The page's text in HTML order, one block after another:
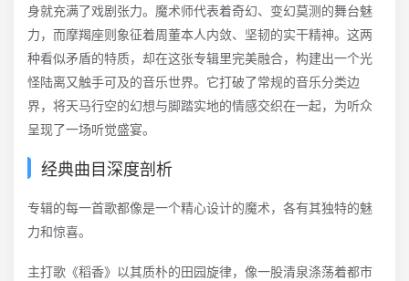
身就充满了戏剧张力。魔术师代表着奇幻、变幻莫测的舞台魅
力，而摩羯座则象征着周董本人内敛、坚韧的实干精神。这两
种看似矛盾的特质，却在这张专辑里完美融合，构建出一个光
怪陆离又触手可及的音乐世界。它打破了常规的音乐分类边
界，将天马行空的幻想与脚踏实地的情感交织在一起，为听众
呈现了一场听觉盛宴。
经典曲目深度剖析
专辑的每一首歌都像是一个精心设计的魔术，各有其独特的魅
力和惊喜。
主打歌《稻香》以其质朴的田园旋律，像一股清泉涤荡着都市